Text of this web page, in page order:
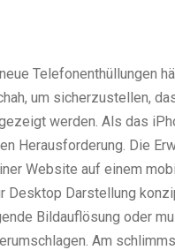
Telefonenthüllungen
um sicherzustellen,
werden. Als das
Herausforderung. Die
Website auf einem
Darstellung
Bildauflösung oder
Am